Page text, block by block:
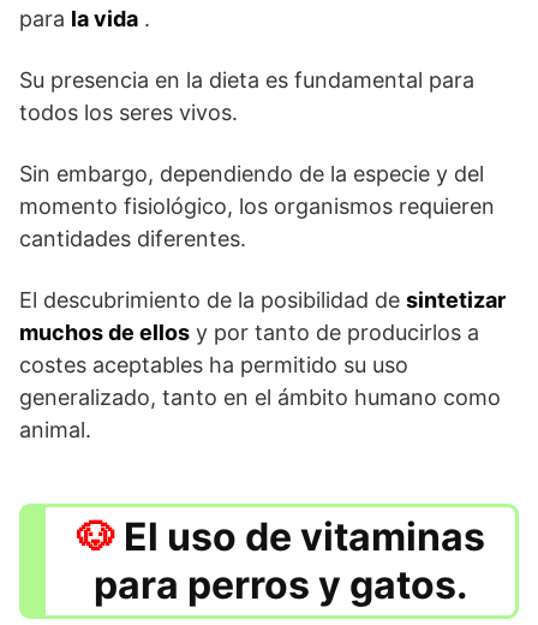
para la vida .
Su presencia en la dieta es fundamental para
todos los seres vivos.
Sin embargo, dependiendo de la especie y del
momento fisiológico, los organismos requieren
cantidades diferentes.
El descubrimiento de la posibilidad de sintetizar
muchos de ellos y por tanto de producirlos a
costes aceptables ha permitido su uso
generalizado, tanto en el ámbito humano como
animal.
El uso de vitaminas
para perros y gatos.